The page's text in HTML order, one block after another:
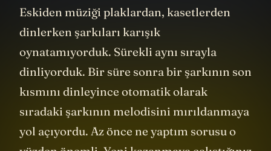
Eskiden müziği plaklardan, kasetlerden
dinlerken şarkıları karışık
oynatamıyorduk. Sürekli aynı sırayla
dinliyorduk. Bir süre sonra bir şarkının son
kısmını dinleyince otomatik olarak
sıradaki şarkının melodisini mırıldanmaya
yol açıyordu. Az önce ne yaptım sorusu o